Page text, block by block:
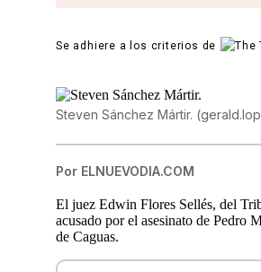
Se adhiere a los criterios de
Steven Sánchez Mártir. (
Por ELNUEVODIA.COM
El juez Edwin Flores Sellés, del
acusado por el asesinato de Pedro
de Caguas.